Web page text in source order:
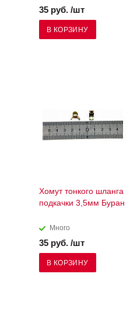
35 руб. /шт
В КОРЗИНУ
Хомут тонкого шланга
подкачки 3,5мм Буран
Много
35 руб. /шт
В КОРЗИНУ